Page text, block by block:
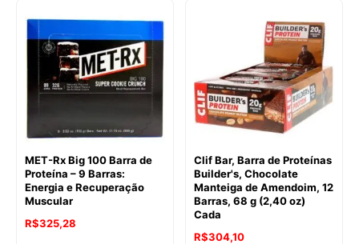
MET-Rx Big 100 Barra de
Proteína – 9 Barras:
Energia e Recuperação
Muscular
R$325,28
Clif Bar, Barra de Proteínas
Builder's, Chocolate
Manteiga de Amendoim, 12
Barras, 68 g (2,40 oz)
Cada
R$304,10